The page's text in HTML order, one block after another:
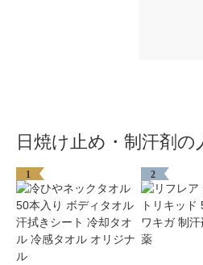
日焼け止め・制汗剤
1 2